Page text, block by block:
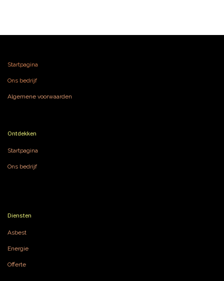
Startpagina
Ons bedrijf
Algemene voorwaarden
Ontdekken
Startpagina
Ons bedrijf
Diensten
Asbest
Energie
Offerte